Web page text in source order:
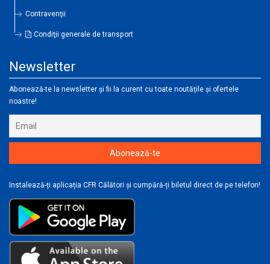
Contravenţii
Condiţii generale de transport
Newsletter
Abonează-te la newsletter și fii la curent cu toate noutățile și ofertele
noastre!
Instalează-ți aplicația CFR Călători și cumpără-ți biletul direct de pe telefon!